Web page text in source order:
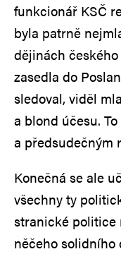
funkcionář KSČ
byla patrně
dějinách
zasedla do
sledoval, viděl
a blond účesu.
a předsudečným
Konečná se ale
všechny ty
stranické politice
něčeho solidního